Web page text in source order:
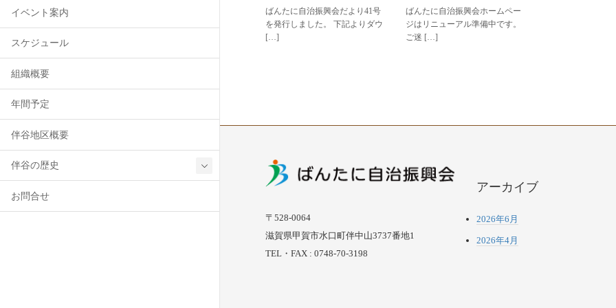
イベント案内
スケジュール
組織概要
年間予定
伴谷地区概要
伴谷の歴史
お問合せ
ばんたに自治振興会だより41号
を発行しました。 下記よりダウ
[…]
ばんたに自治振興会ホームペー
ジはリニューアル準備中です。
ご迷 […]
〒528-0064
滋賀県甲賀市水口町伴中山3737番地1
TEL・FAX : 0748-70-3198
アーカイブ
2026年6月
2026年4月